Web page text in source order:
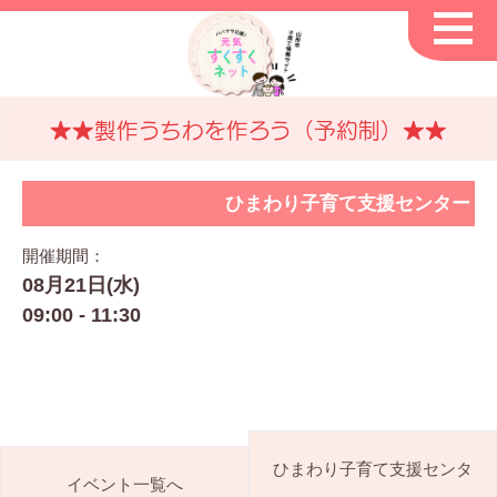
★★製作うちわを作ろう（予約制）★★
ひまわり子育て支援センター
開催期間：
08月21日(水)
09:00 - 11:30
イベント一覧へ
ひまわり子育て支援センタ